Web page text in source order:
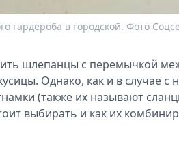
гардероба в городской. Фото
шлепанцы с перемычкой
Однако, как и в случае
(также их называют
выбирать и как их